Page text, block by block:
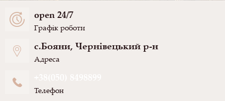
Графік роботи
open 24/7
Адреса
с.Бояни, Чернівецький р-н
Телефон